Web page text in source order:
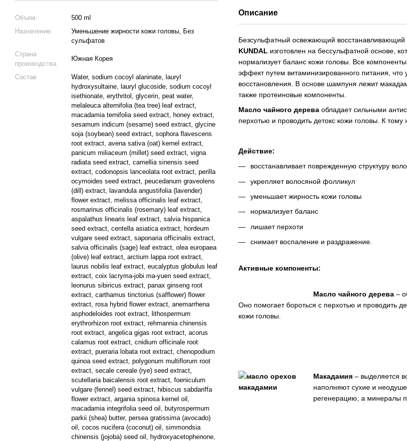
Объем:
500 ml
Назначение:
Уменьшение жирности кожи головы, Без
сульфатов
Страна
производства
Южная Корея
Состав
Water, sodium cocoyl alaninate, lauryl
hydroxysultaine, lauryl glucoside, sodium cocoyl
isethionate, erythritol, glycerin, peat water,
melaleuca alternifolia (tea tree) leaf extract,
macadamia ternifolia seed extract, honey extract,
sesamum indicum (sesame) seed extract, glycine
soja (soybean) seed extract, sophora flavescens
root extract, avena sativa (oat) kernel extract,
panicum miliaceum (millet) seed extract, vigna
radiata seed extract, camellia sinensis seed
extract, codonopsis lanceolata root extract, perilla
ocymoides seed extract, peucedanum graveolens
(dill) extract, lavandula angustifolia (lavender)
flower extract, melissa officinalis leaf extract,
rosmarinus officinalis (rosemary) leaf extract,
aspalathus linearis leaf extract, salvia hispanica
seed extract, centella asiatica extract, hordeum
vulgare seed extract, saponaria officinalis extract,
salvia officinalis (sage) leaf extract, olea europaea
(olive) leaf extract, arctium lappa root extract,
laurus nobilis leaf extract, eucalyptus globulus leaf
extract, coix lacryma-jobi ma-yuen seed extract,
leonurus sibiricus extract, panax ginseng root
extract, carthamus tinctorius (safflower) flower
extract, rosa hybrid flower extract, anemarrhena
asphodeloides root extract, lithospermum
erythrorhizon root extract, rehmannia chinensis
root extract, angelica gigas root extract, acorus
calamus root extract, cnidium officinale root
extract, pueraria lobata root extract, chenopodium
quinoa seed extract, polygonum multiflorum root
extract, secale cereale (rye) seed extract,
scutellaria baicalensis root extract, foeniculum
vulgare (fennel) seed extract, hibiscus sabdariffa
flower extract, argania spinosa kernel oil,
macadamia integrifolia seed oil, butyrospermum
parkii (shea) butter, persea gratissima (avocado)
oil, cocos nucifera (coconut) oil, simmondsia
chinensis (jojoba) seed oil, hydroxyacetophenone,
Описание
Безсульфатный освежающий
KUNDAL изготовлен на бессульфатной основе,
нормализует баланс кожи головы. Все
эффект путем витаминизированного питания, что
восстановления. В основе шампуня лежит
также протеиновые компоненты.
Масло чайного дерева обладает сильными
перхотью и проводить детокс кожи головы. К
Действие:
восстанавливает поврежденную структуру
укрепляет волосяной фолликул
уменьшает жирность кожи головы
нормализует баланс
лишает перхоти
снимает воспаление и раздражение.
Активные компоненты:
Масло чайного дерева –
Оно помогает бороться с перхотью и проводить
кожи головы.
Макадамия – выделяется
наполняют сухие и
регенерацию, а минералы